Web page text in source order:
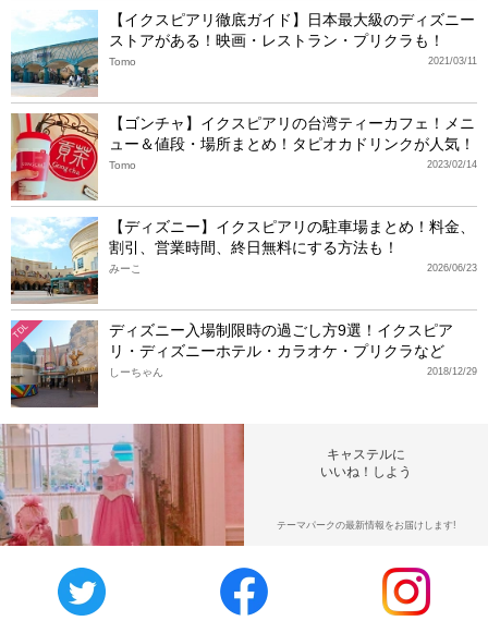
【イクスピアリ徹底ガイド】日本最大級のディズニー
ストアがある！映画・レストラン・プリクラも！
2021/03/11
Tomo
【ゴンチャ】イクスピアリの台湾ティーカフェ！メニ
ュー＆値段・場所まとめ！タピオカドリンクが人気！
2023/02/14
Tomo
【ディズニー】イクスピアリの駐車場まとめ！料金、
割引、営業時間、終日無料にする方法も！
2026/06/23
みーこ
TDL
ディズニー入場制限時の過ごし方9選！イクスピア
リ・ディズニーホテル・カラオケ・プリクラなど
2018/12/29
しーちゃん
キャステルに
いいね！しよう
テーマパークの最新情報をお届けします!